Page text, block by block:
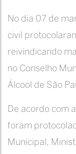
No dia 07 de
civil
reivindicando
no Conselho
Álcool de São
De acordo com a
foram
Municipal,